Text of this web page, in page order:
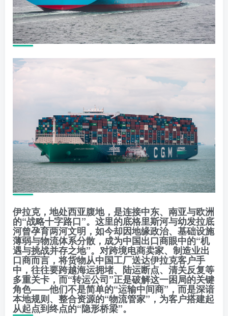
伊拉克，地处西亚腹地，是连接中东、南亚与欧洲
的“战略十字路口”。这里的底格里斯河与幼发拉底
河曾孕育两河文明，如今却因地缘政治、基础设施
薄弱与物流体系分散，成为中国出口商眼中的“机
遇与挑战并存之地”。对跨境电商卖家、制造业出
口商而言，将货物从中国工厂送达伊拉克客户手
中，往往要跨越海运拥堵、陆运断点、清关反复等
多重关卡，而“转运公司”正是破解这一困局的关键
角色——他们不是简单的“运输中间商”，而是深谙
本地规则、整合资源的“物流管家”，为客户搭建起
从起点到终点的“隐形桥梁”。